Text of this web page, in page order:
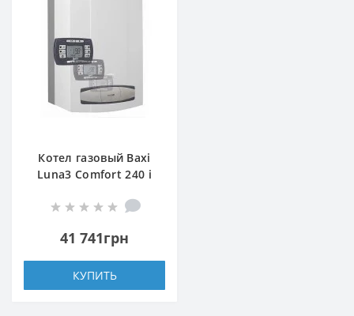
Котел газовый Baxi
Luna3 Comfort 240 i
41 741грн
КУПИТЬ